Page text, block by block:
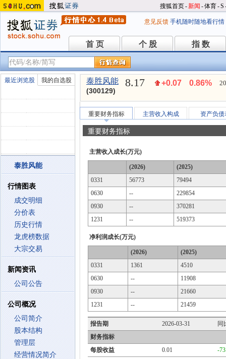
搜狐首页-新闻 -体育-S
意见反馈 手机随时随地看行情
首 页
首 页 个 股
个 股 指 数
指 数
最近浏览股 我的自选股
泰胜风能
行情图表
成交明细
分价表
历史行情
龙虎榜数据
大宗交易
新闻资讯
公司公告
公司概况
公司简介
股本结构
管理层
经营情况简介
泰胜风能
(300129)
8.17 +0.07 0.86%
重要财务指标 主营收入构成 资产负债
重要财务指标
主营收入成长(万元)
(2026)
(2025)
0331
56773
79494
0630
--
229854
0930
--
370281
1231
-- 519373
净利润成长(万元)
(2026)
(2025)
0331
1361
4510
0630
--
11908
0930
--
21660
1231
-- 21459
报告期 2026-03-31
同
财务指标
每股收益
0.01
-